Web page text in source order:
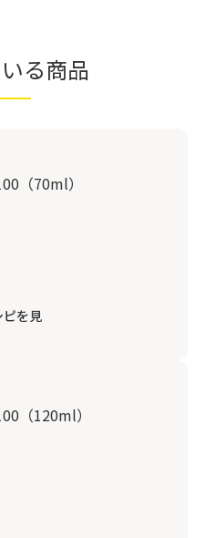
る商品
（70ml）
ピを見
（120ml）